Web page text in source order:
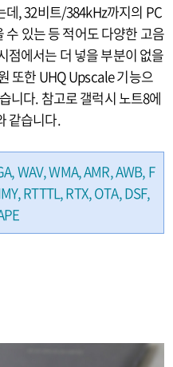
데, 32비트/384kHz까지의 PC
있는 등 적어도 다양한 고음
점에서는 더 넣을 부분이 없을
또한 UHQ Upscale 기능으
니다. 참고로 갤럭시 노트8에
같습니다.
WAV, WMA, AMR, AWB, F
RTTTL, RTX, OTA, DSF,